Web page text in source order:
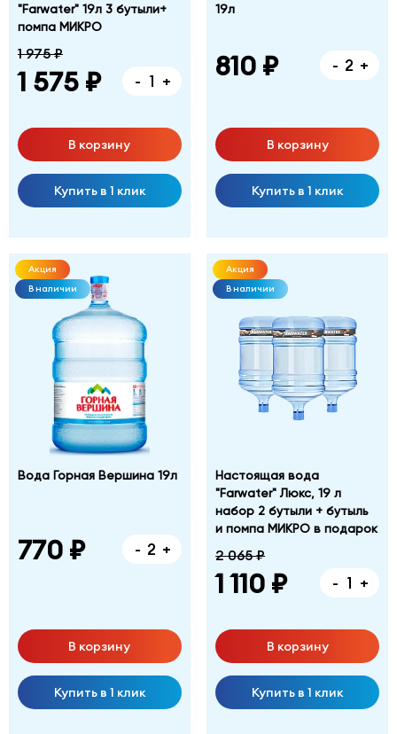
"Farwater" 19л 3 бутыли+
помпа МИКРО
1 975 ₽
1 575 ₽ - +
В корзину
Купить в 1 клик
19л
810 ₽ - +
В корзину
Купить в 1 клик
Акция
В наличии
Вода Горная Вершина 19л
770 ₽ - +
В корзину
Купить в 1 клик
Акция
В наличии
Настоящая вода
"Farwater" Люкс, 19 л
набор 2 бутыли + бутыль
и помпа МИКРО в подарок
2 065 ₽
1 110 ₽ - +
В корзину
Купить в 1 клик